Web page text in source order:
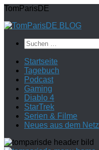
Zum
springen
TomParisDE
Suchen
nach:
Startseite
Tagebuch
Podcast
Gaming
Diablo 4
StarTrek
Serien & Filme
Neues aus dem Netz